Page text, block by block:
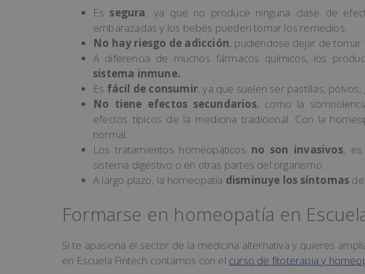
Essegura, ya que no produce ninguna clase de
embarazadas y los bebés pueden tomar los remedios.
No hay riesgo de adicción, pudiéndose dejar de tomar
A diferencia de muchos fármacos químicos, los
sistema inmune.
Es fácil de consumir, ya que suelen ser pastillas,
No tiene efectos secundarios, como la
efectos típicos de la medicina tradicional. Con la
normal.
Los tratamientos homeopáticos no son invasivos, es
sistema digestivo o en otras partes del organismo.
A largo plazo, la homeopatía disminuye los síntomas
Formarse en homeopatía en
Si te apasiona el sector de la medicina alternativa y quieres
en Escuela Fintech contamos con el curso de fitoterapia y